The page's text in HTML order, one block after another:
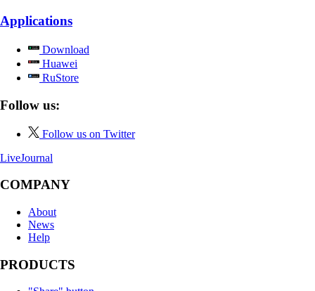
Applications
Download
Huawei
RuStore
Follow us:
Follow us on Twitter
LiveJournal
COMPANY
About
News
Help
PRODUCTS